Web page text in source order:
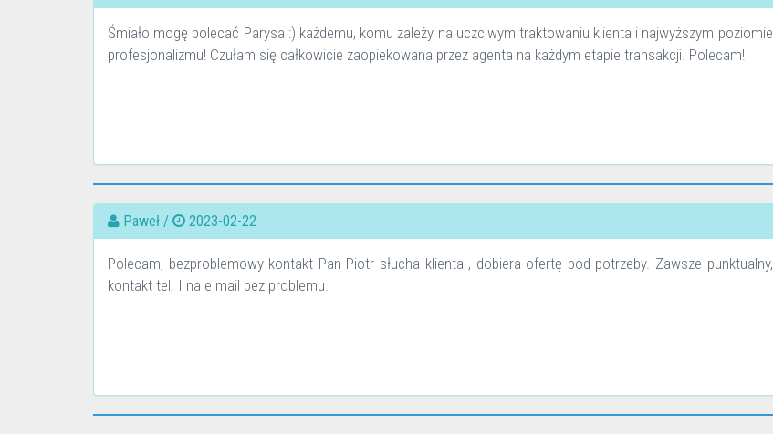
Śmiało mogę polecać Parysa :) każdemu, komu zależy na uczciwym traktowaniu klienta i najwyższym poziomie
profesjonalizmu! Czułam się całkowicie zaopiekowana przez agenta na każdym etapie transakcji. Polecam!
Paweł / 2023-02-22
Polecam, bezproblemowy kontakt Pan Piotr słucha klienta , dobiera ofertę pod potrzeby. Zawsze punktualny,
kontakt tel. I na e mail bez problemu.